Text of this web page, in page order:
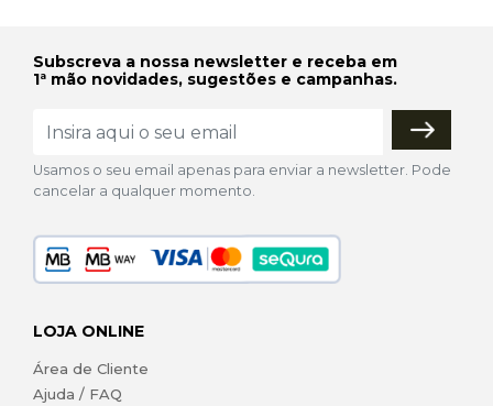
Subscreva a nossa newsletter e receba em
1ª mão novidades, sugestões e campanhas.
Usamos o seu email apenas para enviar a newsletter. Pode
cancelar a qualquer momento.
LOJA ONLINE
Área de Cliente
Ajuda / FAQ